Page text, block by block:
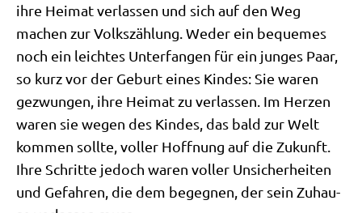
ihre Hei­mat ver­las­sen und sich auf den Weg
machen zur Volks­zäh­lung. Weder ein beque­mes
noch ein leich­tes Unter­fan­gen für ein jun­ges Paar,
so kurz vor der Geburt eines Kin­des: Sie waren
gezwun­gen, ihre Hei­mat zu ver­las­sen. Im Her­zen
waren sie wegen des Kin­des, das bald zur Welt
kom­men soll­te, vol­ler Hoff­nung auf die Zukunft.
Ihre Schrit­te jedoch waren vol­ler Unsi­cher­hei­ten
und Gefah­ren, die dem begeg­nen, der sein Zuhau­